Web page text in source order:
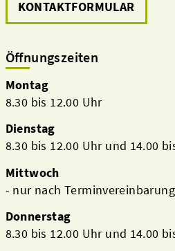
KONTAKTFORMULAR
Öffnungszeiten
Montag
8.30 bis 12.00 Uhr
Dienstag
8.30 bis 12.00 Uhr und 14.00
Mittwoch
- nur nach Terminvereinbarung
Donnerstag
8.30 bis 12.00 Uhr und 14.00